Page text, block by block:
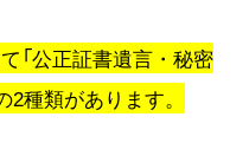
「公正証書遺言・秘密
2種類があります。